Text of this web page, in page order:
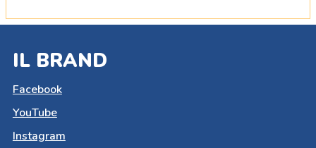
IL BRAND
Facebook
YouTube
Instagram